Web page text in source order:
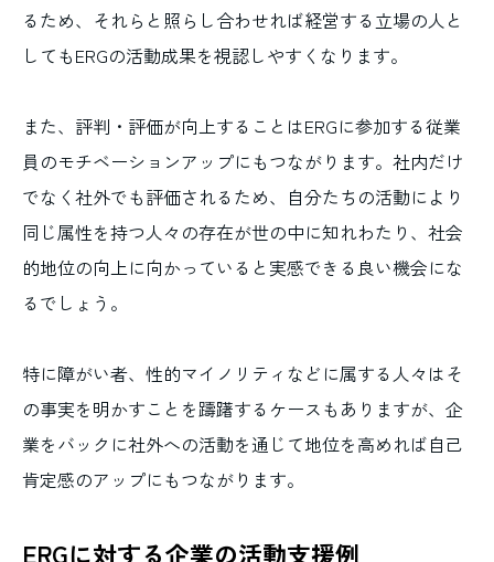
るため、それらと照らし合わせれば経営する立場の人と
してもERGの活動成果を視認しやすくなります。
また、評判・評価が向上することはERGに参加する従業
員のモチベーションアップにもつながります。社内だけ
でなく社外でも評価されるため、自分たちの活動により
同じ属性を持つ人々の存在が世の中に知れわたり、社会
的地位の向上に向かっていると実感できる良い機会にな
るでしょう。
特に障がい者、性的マイノリティなどに属する人々はそ
の事実を明かすことを躊躇するケースもありますが、企
業をバックに社外への活動を通じて地位を高めれば自己
肯定感のアップにもつながります。
ERGに対する企業の活動支援例